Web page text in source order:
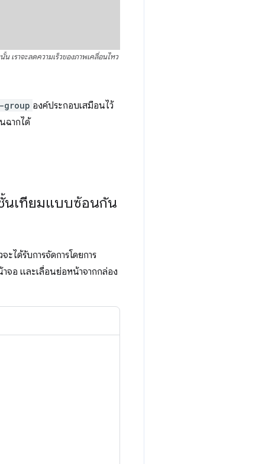
ราจะลดความเร็วของภาพเคลื่อนไหว
องค์ประกอบเสมือนไว้
ฉากได้
นเทียมแบบซ้อนกัน
ได้รับการจัดการโดยการ
จอ และเลื่อนย่อหน้าจากกล่อง